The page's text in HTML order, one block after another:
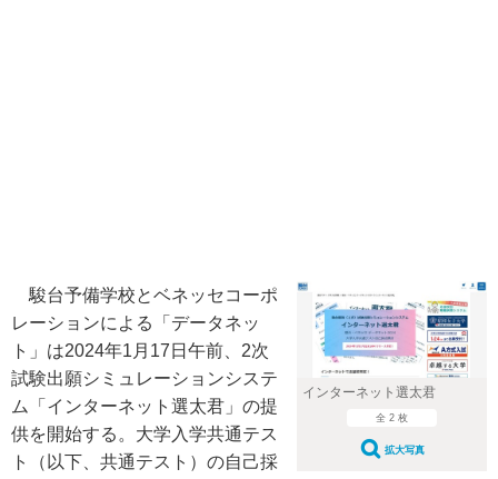
インターネット選太君
全 2 枚
拡大写真
駿台予備学校とベネッセコーポ
レーションによる「データネッ
ト」は2024年1月17日午前、2次
試験出願シミュレーションシステ
ム「インターネット選太君」の提
供を開始する。大学入学共通テス
ト（以下、共通テスト）の自己採